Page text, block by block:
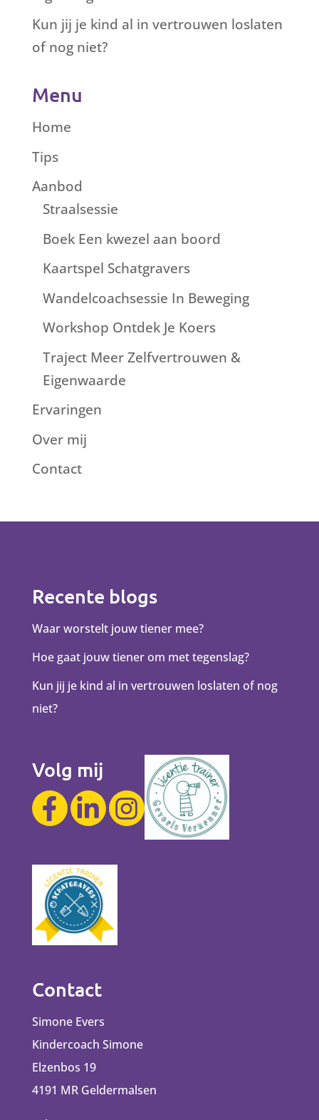
Kun jij je kind al in vertrouwen loslaten
of nog niet?
Menu
Home
Tips
Aanbod
Straalsessie
Boek Een kwezel aan boord
Kaartspel Schatgravers
Wandelcoachsessie In Beweging
Workshop Ontdek Je Koers
Traject Meer Zelfvertrouwen &
Eigenwaarde
Ervaringen
Over mij
Contact
Recente blogs
Waar worstelt jouw tiener mee?
Hoe gaat jouw tiener om met tegenslag?
Kun jij je kind al in vertrouwen loslaten of nog
niet?
Volg mij
Contact
Simone Evers
Kindercoach Simone
Elzenbos 19
4191 MR Geldermalsen